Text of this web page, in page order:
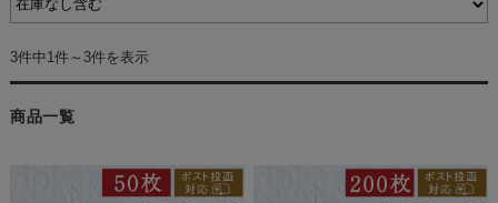
3件中1件～3件を表示
商品一覧